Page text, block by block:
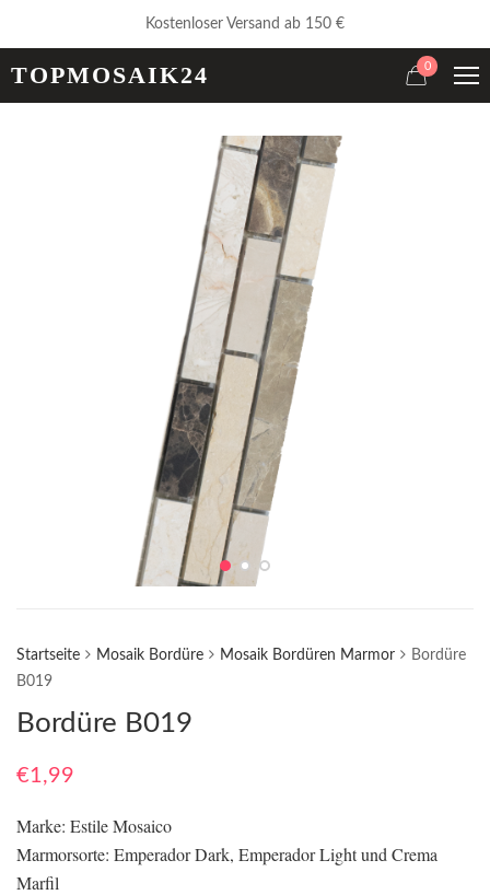
Kostenloser Versand ab 150 €
TOPMOSAIK24 0
Startseite Mosaik Bordüre Mosaik Bordüren Marmor
Bordüre
B019
Bordüre B019
€1,99
Marke: Estile Mosaico
Marmorsorte: Emperador Dark, Emperador Light und Crema
Marfil